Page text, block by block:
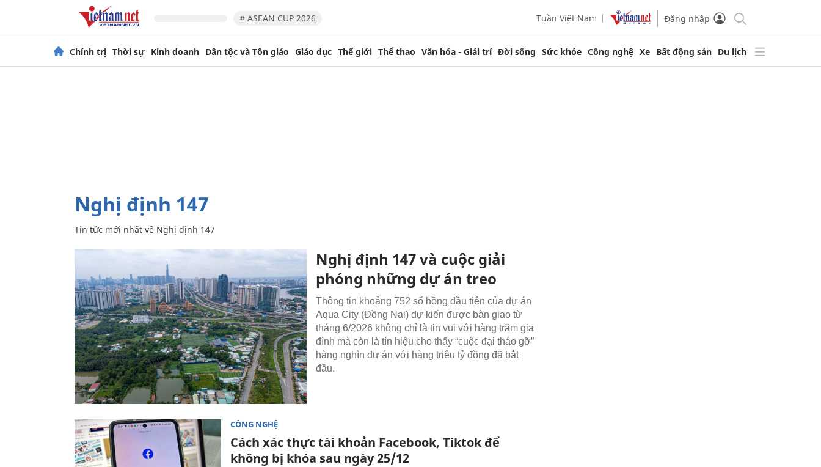
# ASEAN CUP 2026 Tuần Việt Nam Đăng nhập
Chính trị Thời sự Kinh doanh Dân tộc và Tôn giáo Giáo dục Thế giới Thể thao Văn hóa - Giải trí Đời sống Sức khỏe Công nghệ Xe Bất động sản Du lịch
Nghị định 147
Tin tức mới nhất về Nghị định 147
Nghị định 147 và cuộc giải
phóng những dự án treo
Thông tin khoảng 752 sổ hồng đầu tiên của dự án
Aqua City (Đồng Nai) dự kiến được bàn giao từ
tháng 6/2026 không chỉ là tin vui với hàng trăm gia
đình mà còn là tín hiệu cho thấy “cuộc đại tháo gỡ”
hàng nghìn dự án với hàng triệu tỷ đồng đã bắt
đầu.
CÔNG NGHỆ
Cách xác thực tài khoản Facebook, Tiktok để
không bị khóa sau ngày 25/12